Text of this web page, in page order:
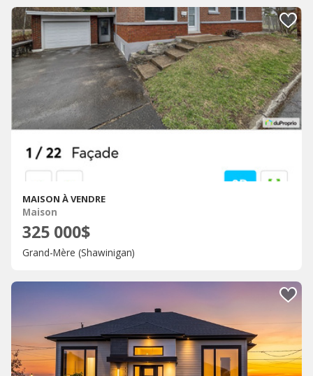
MAISON À VENDRE
Maison
325 000$
Grand-Mère (Shawinigan)